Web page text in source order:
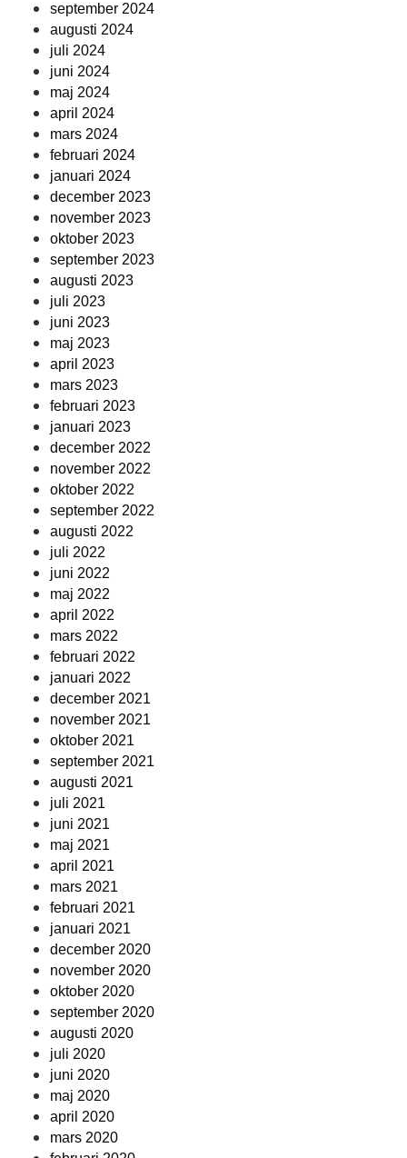
september 2024
augusti 2024
juli 2024
juni 2024
maj 2024
april 2024
mars 2024
februari 2024
januari 2024
december 2023
november 2023
oktober 2023
september 2023
augusti 2023
juli 2023
juni 2023
maj 2023
april 2023
mars 2023
februari 2023
januari 2023
december 2022
november 2022
oktober 2022
september 2022
augusti 2022
juli 2022
juni 2022
maj 2022
april 2022
mars 2022
februari 2022
januari 2022
december 2021
november 2021
oktober 2021
september 2021
augusti 2021
juli 2021
juni 2021
maj 2021
april 2021
mars 2021
februari 2021
januari 2021
december 2020
november 2020
oktober 2020
september 2020
augusti 2020
juli 2020
juni 2020
maj 2020
april 2020
mars 2020